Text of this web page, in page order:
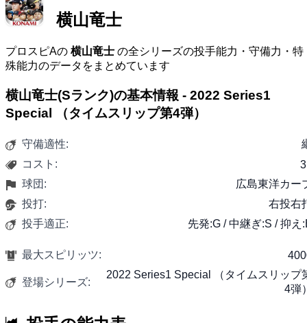
横山竜士
プロスピAの 横山竜士 の全シリーズの投手能力・守備力・特
殊能力のデータをまとめています
横山竜士(Sランク)の基本情報 - 2022 Series1
Special （タイムスリップ第4弾）
守備適性:
コスト:
球団:
広島東洋カー
投打:
右投右
投手適正:
先発:G / 中継ぎ:S / 抑え
最大スピリッツ:
登場シリーズ:
2022 Series1 Special （タイムスリップ
4弾